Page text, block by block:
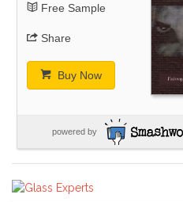
Free Sample
Share
Buy Now
powered by